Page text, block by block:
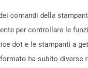
comandi della
per controllare le
dot e le stampanti a
ha subito